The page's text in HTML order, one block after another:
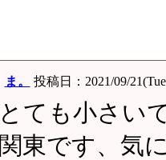
ま。 投稿日：2021/09/
ても小さい
東です、気